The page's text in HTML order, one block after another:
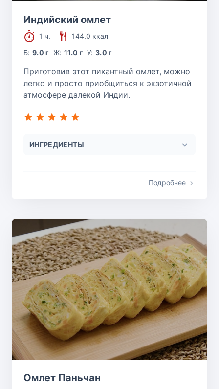
Индийский омлет
1 ч.
144.0 ккал
Б:9.0 г Ж: 11.0 г У:3.0 г
Приготовив этот пикантный омлет, можно
легко и просто приобщиться к экзотичной
атмосфере далекой Индии.
ИНГРЕДИЕНТЫ
Подробнее
Омлет Паньчан